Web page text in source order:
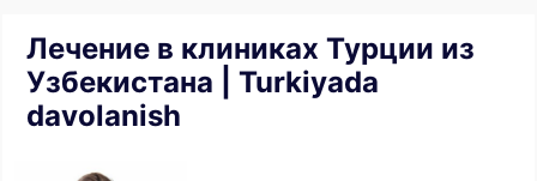
Лечение в клиниках Турции из
Узбекистана | Turkiyada
davolanish